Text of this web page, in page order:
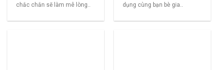
chắc chắn sẽ làm mê lòng..
dụng cùng bạn bè gia..